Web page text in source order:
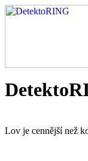
Lov je cennější než